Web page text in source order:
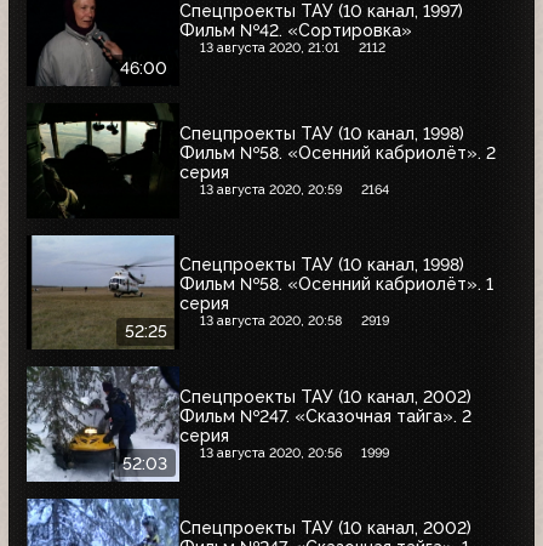
46:00
Спецпроекты ТАУ (10 канал, 1997)
Фильм №42. «Сортировка»
13 августа 2020, 21:01 2112
Спецпроекты ТАУ (10 канал, 1998)
Фильм №58. «Осенний кабриолёт». 2
серия
13 августа 2020, 20:59 2164
52:25
Спецпроекты ТАУ (10 канал, 1998)
Фильм №58. «Осенний кабриолёт». 1
серия
13 августа 2020, 20:58 2919
52:03
Спецпроекты ТАУ (10 канал, 2002)
Фильм №247. «Сказочная тайга». 2
серия
13 августа 2020, 20:56 1999
Спецпроекты ТАУ (10 канал, 2002)